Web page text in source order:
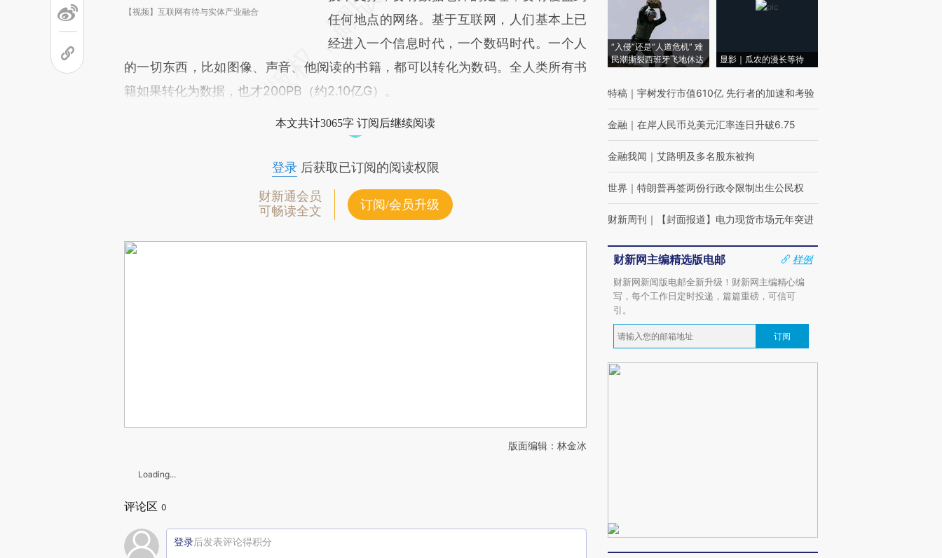
【视频】互联网有待与实体产业融合
任何地点的网络。基于互联网，人们基本上已
经进入一个信息时代，一个数码时代。一个人
的一切东西，比如图像、声音、他阅读的书籍，都可以转化为数码。全人类所有书
籍如果转化为数据，也才200PB（约2.10亿G）。
本文共计3065字 订阅后继续阅读
登录后获取已订阅的阅读权限
财新通会员
可畅读全文
订阅/会员升级
版面编辑：林金冰
Loading...
评论区 0
登录后发表评论得积分
“入侵”还是“人道危机” 难
民潮撕裂西班牙飞地休达
显影｜瓜农的漫长等待
特稿 ｜ 宇树发行市值610亿 先行者的加速和考验
金融 ｜ 在岸人民币兑美元汇率连日升破6.75
金融我闻 ｜ 艾路明及多名股东被拘
世界 ｜ 特朗普再签两份行政令限制出生公民权
财新周刊 ｜ 【封面报道】电力现货市场元年突进
财新网主编精选版电邮
样例
财新网新闻版电邮全新升级！财新网主编精心编
写，每个工作日定时投递，篇篇重磅，可信可
引。
订阅